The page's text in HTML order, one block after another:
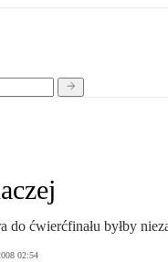
ćwierćfinału byłby
02:54